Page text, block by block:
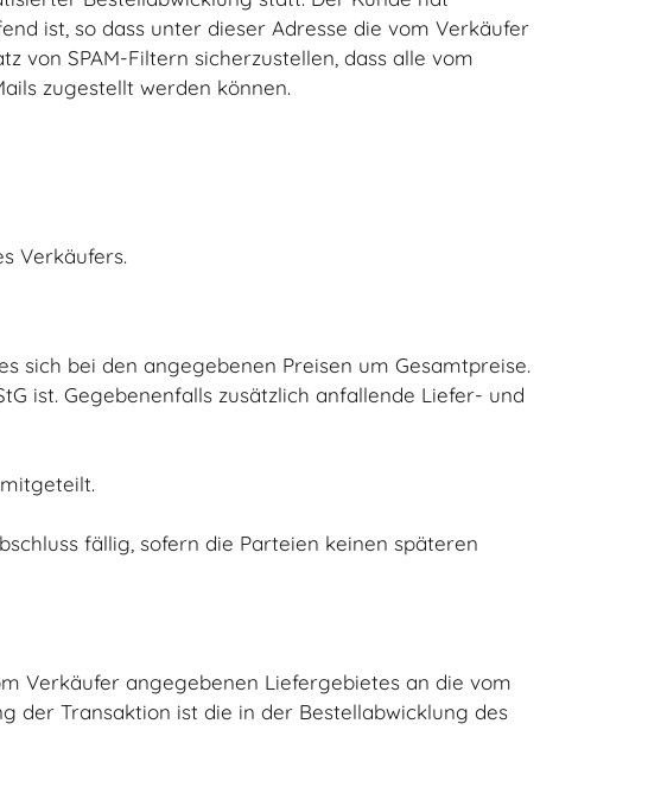
ist, so dass unter dieser Adresse die vom Verkäufer
von SPAM-Filtern sicherzustellen, dass alle vom
zugestellt werden können.
Verkäufers.
sich bei den angegebenen Preisen um Gesamtpreise.
ist. Gegebenenfalls zusätzlich anfallende Liefer- und
fällig, sofern die Parteien keinen späteren
Verkäufer angegebenen Liefergebietes an die vom
der Transaktion ist die in der Bestellabwicklung des